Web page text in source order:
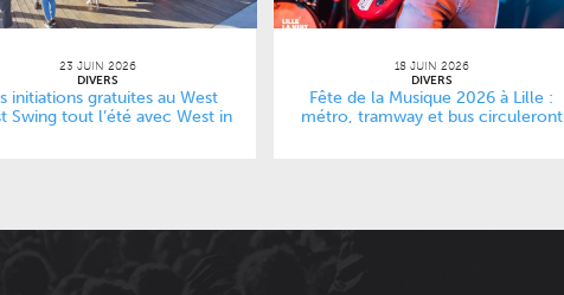
23 JUIN 2026
DIVERS
initiations gratuites au West
Swing tout l’été avec West in
18 JUIN 2026
DIVERS
Fête de la Musique 2026 à Lille :
métro, tramway et bus circuleront